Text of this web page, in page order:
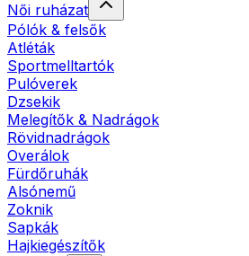
Női ruházat
Pólók & felsők
Atléták
Sportmelltartók
Pulóverek
Dzsekik
Melegítők & Nadrágok
Rövidnadrágok
Overálok
Fürdőruhák
Alsónemű
Zoknik
Sapkák
Hajkiegészítők